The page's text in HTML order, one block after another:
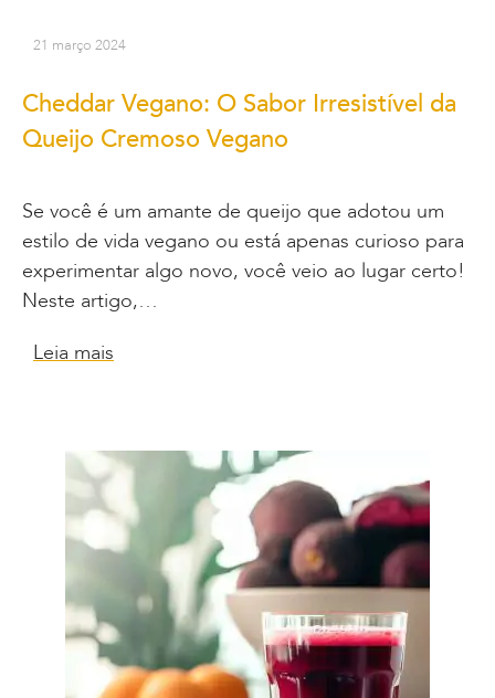
21 março 2024
Cheddar Vegano: O Sabor Irresistível da
Queijo Cremoso Vegano
Se você é um amante de queijo que adotou um
estilo de vida vegano ou está apenas curioso para
experimentar algo novo, você veio ao lugar certo!
Neste artigo,…
Leia mais